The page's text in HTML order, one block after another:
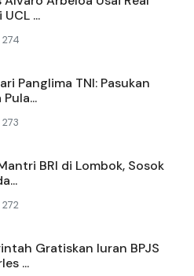
...
274
Panglima TNI: Pasukan
273
BRI di Lombok, Sosok
272
Gratiskan Iuran BPJS
...